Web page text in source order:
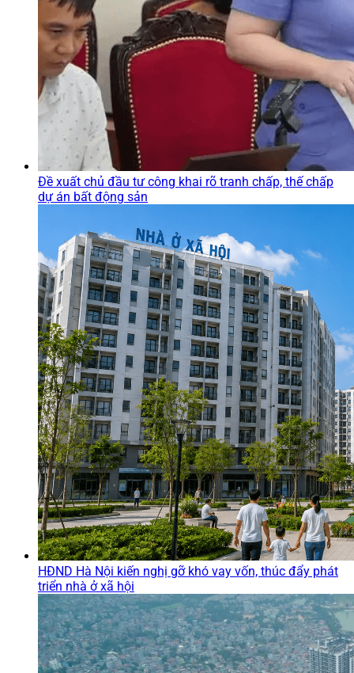
Đề xuất chủ đầu tư công khai rõ tranh chấp, thế chấp
dự án bất động sản
HĐND Hà Nội kiến nghị gỡ khó vay vốn, thúc đẩy phát
triển nhà ở xã hội